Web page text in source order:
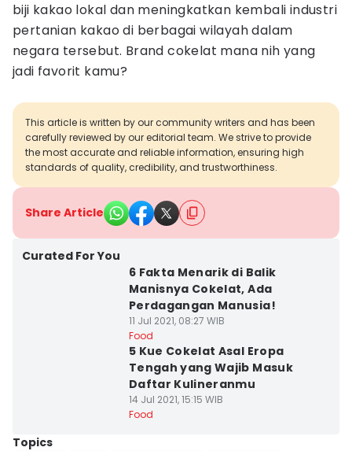
biji kakao lokal dan meningkatkan kembali industri
pertanian kakao di berbagai wilayah dalam
negara tersebut. Brand cokelat mana nih yang
jadi favorit kamu?
This article is written by our community writers and has been
carefully reviewed by our editorial team. We strive to provide
the most accurate and reliable information, ensuring high
standards of quality, credibility, and trustworthiness.
Share Article
Curated For You
6 Fakta Menarik di Balik
Manisnya Cokelat, Ada
Perdagangan Manusia!
11 Jul 2021, 08:27 WIB
Food
5 Kue Cokelat Asal Eropa
Tengah yang Wajib Masuk
Daftar Kulineranmu
14 Jul 2021, 15:15 WIB
Food
Topics